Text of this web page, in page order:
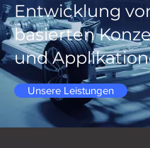
Entwicklung
basierten
und
Unsere Leistungen